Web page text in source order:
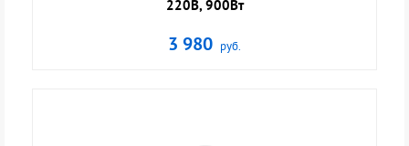
220В, 900Вт
3 980 руб.